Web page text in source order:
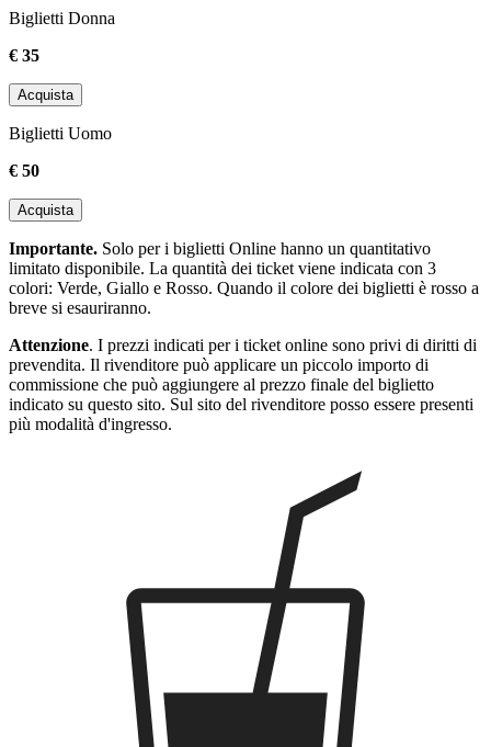
Biglietti Donna
€ 35
Acquista
Biglietti Uomo
€ 50
Acquista
Importante. Solo per i biglietti Online hanno un quantitativo
limitato disponibile. La quantità dei ticket viene indicata con 3
colori: Verde, Giallo e Rosso. Quando il colore dei biglietti è rosso a
breve si esauriranno.
Attenzione. I prezzi indicati per i ticket online sono privi di diritti di
prevendita. Il rivenditore può applicare un piccolo importo di
commissione che può aggiungere al prezzo finale del biglietto
indicato su questo sito. Sul sito del rivenditore posso essere presenti
più modalità d'ingresso.